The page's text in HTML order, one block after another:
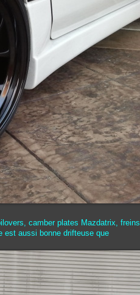
camber plates Mazdatrix, freins
est aussi bonne drifteuse que